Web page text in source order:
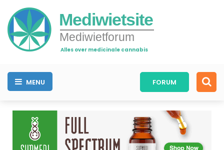
Mediwietsite
Mediwietforum
Alles over medicinale cannabis
MENU FORUM